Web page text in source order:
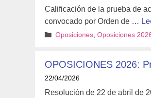
Calificación de la prueba de
convocado por Orden de …
Categorías
Oposiciones, Oposiciones
OPOSICIONES 2026:
22/04/2026
Resolución de 22 de abril de